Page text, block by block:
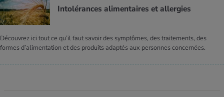
Intolérances alimentaires et allergies
Découvrez ici tout ce qu’il faut savoir des symptômes, des traitements, des
formes d’alimentation et des produits adaptés aux personnes concernées.